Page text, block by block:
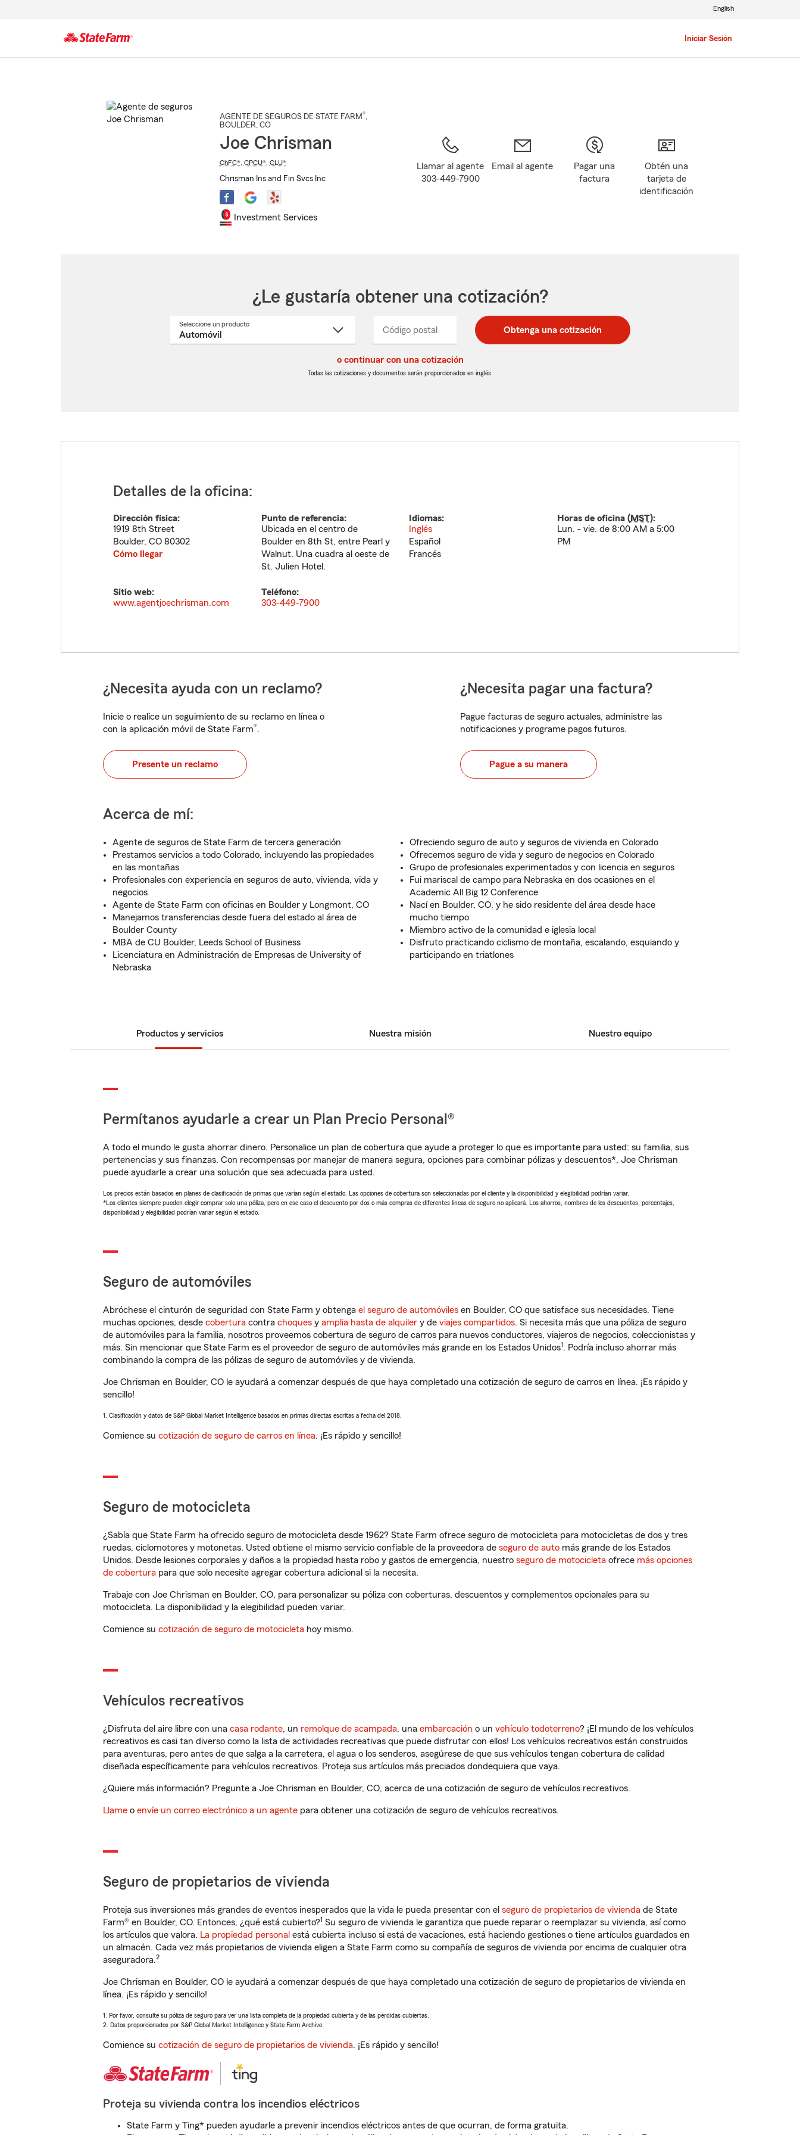
Iniciar Sesión
English
AGENTE DE SEGUROS DE STATE FARM®,
BOULDER, CO
Joe Chrisman
ChFC®, CPCU®, CLU®
Chrisman Ins and Fin Svcs Inc
Investment Services
Llamar al agente
303-449-7900
Email al agente
Pagar una
factura
Obtén una
tarjeta de
identificación
¿Le gustaría obtener una cotización?
Seleccione un productoSeleccione
Código postal
postal
de
postal
de
_____ Obtenga una cotización
o continuar con una cotización
Todas las cotizaciones y documentos serán proporcionados en inglés.
Detalles de la oficina:
Dirección física:
1919 8th Street
Boulder, CO 80302
Cómo llegar
Punto de referencia:
Ubicada en el centro de
Boulder en 8th St, entre Pearl y
Walnut. Una cuadra al oeste de
St. Julien Hotel.
Idiomas:
Inglés
Español
Francés
Horas de oficina (MST):
Lun. - vie. de 8:00 AM a 5:00
PM
Sitio web:
www.agentjoechrisman.com
Teléfono:
303-449-7900
¿Necesita ayuda con un reclamo?
Inicie o realice un seguimiento de su reclamo en línea o
con la aplicación móvil de State Farm®.
Presente un reclamo
¿Necesita pagar una factura?
Pague facturas de seguro actuales, administre las
notificaciones y programe pagos futuros.
Pague a su manera
Acerca de mí:
Agente de seguros de State Farm de tercera generación
Prestamos servicios a todo Colorado, incluyendo las propiedades
en las montañas
Profesionales con experiencia en seguros de auto, vivienda, vida y
negocios
Agente de State Farm con oficinas en Boulder y Longmont, CO
Manejamos transferencias desde fuera del estado al área de
Boulder County
MBA de CU Boulder, Leeds School of Business
Licenciatura en Administración de Empresas de University of
Nebraska
Ofreciendo seguro de auto y seguros de vivienda en Colorado
Ofrecemos seguro de vida y seguro de negocios en Colorado
Grupo de profesionales experimentados y con licencia en seguros
Fui mariscal de campo para Nebraska en dos ocasiones en el
Academic All Big 12 Conference
Nací en Boulder, CO, y he sido residente del área desde hace
mucho tiempo
Miembro activo de la comunidad e iglesia local
Disfruto practicando ciclismo de montaña, escalando, esquiando y
participando en triatlones
Productos y servicios Nuestra misión Nuestro equipo
Permítanos ayudarle a crear un Plan Precio Personal®
A todo el mundo le gusta ahorrar dinero. Personalice un plan de cobertura que ayude a proteger lo que es importante para usted: su familia, sus
pertenencias y sus finanzas. Con recompensas por manejar de manera segura, opciones para combinar pólizas y descuentos*, Joe Chrisman
puede ayudarle a crear una solución que sea adecuada para usted.
Los precios están basados en planes de clasificación de primas que varían según el estado. Las opciones de cobertura son seleccionadas por el cliente y la disponibilidad y elegibilidad podrían variar.
*Los clientes siempre pueden elegir comprar solo una póliza, pero en ese caso el descuento por dos o más compras de diferentes líneas de seguro no aplicará. Los ahorros, nombres de los descuentos, porcentajes,
disponibilidad y elegibilidad podrían variar según el estado.
Seguro de automóviles
Abróchese el cinturón de seguridad con State Farm y obtenga el seguro de automóviles en Boulder, CO que satisface sus necesidades. Tiene
muchas opciones, desde cobertura contra choques y amplia hasta de alquiler y de viajes compartidos. Si necesita más que una póliza de seguro
de automóviles para la familia, nosotros proveemos cobertura de seguro de carros para nuevos conductores, viajeros de negocios, coleccionistas y
más. Sin mencionar que State Farm es el proveedor de seguro de automóviles más grande en los Estados Unidos1. Podría incluso ahorrar más
combinando la compra de las pólizas de seguro de automóviles y de vivienda.
Joe Chrisman en Boulder, CO le ayudará a comenzar después de que haya completado una cotización de seguro de carros en línea. ¡Es rápido y
sencillo!
1. Clasificación y datos de S&P Global Market Intelligence basados en primas directas escritas a fecha del 2018.
Comience su cotización de seguro de carros en línea. ¡Es rápido y sencillo!
Seguro de motocicleta
¿Sabía que State Farm ha ofrecido seguro de motocicleta desde 1962? State Farm ofrece seguro de motocicleta para motocicletas de dos y tres
ruedas, ciclomotores y motonetas. Usted obtiene el mismo servicio confiable de la proveedora de seguro de auto más grande de los Estados
Unidos. Desde lesiones corporales y daños a la propiedad hasta robo y gastos de emergencia, nuestro seguro de motocicleta ofrece más opciones
de cobertura para que solo necesite agregar cobertura adicional si la necesita.
Trabaje con Joe Chrisman en Boulder, CO, para personalizar su póliza con coberturas, descuentos y complementos opcionales para su
motocicleta. La disponibilidad y la elegibilidad pueden variar.
Comience su cotización de seguro de motocicleta hoy mismo.
Vehículos recreativos
¿Disfruta del aire libre con una casa rodante, un remolque de acampada, una embarcación o un vehículo todoterreno? ¡El mundo de los vehículos
recreativos es casi tan diverso como la lista de actividades recreativas que puede disfrutar con ellos! Los vehículos recreativos están construidos
para aventuras, pero antes de que salga a la carretera, el agua o los senderos, asegúrese de que sus vehículos tengan cobertura de calidad
diseñada específicamente para vehículos recreativos. Proteja sus artículos más preciados dondequiera que vaya.
¿Quiere más información? Pregunte a Joe Chrisman en Boulder, CO, acerca de una cotización de seguro de vehículos recreativos.
Llame o envíe un correo electrónico a un agente para obtener una cotización de seguro de vehículos recreativos.
Seguro de propietarios de vivienda
Proteja sus inversiones más grandes de eventos inesperados que la vida le pueda presentar con el seguro de propietarios de vivienda de State
Farm® en Boulder, CO. Entonces, ¿qué está cubierto?1 Su seguro de vivienda le garantiza que puede reparar o reemplazar su vivienda, así como
los artículos que valora. La propiedad personal está cubierta incluso si está de vacaciones, está haciendo gestiones o tiene artículos guardados en
un almacén. Cada vez más propietarios de vivienda eligen a State Farm como su compañía de seguros de vivienda por encima de cualquier otra
aseguradora.2
Joe Chrisman en Boulder, CO le ayudará a comenzar después de que haya completado una cotización de seguro de propietarios de vivienda en
línea. ¡Es rápido y sencillo!
1. Por favor, consulte su póliza de seguro para ver una lista completa de la propiedad cubierta y de las pérdidas cubiertas.
2. Datos proporcionados por S&P Global Market Intelligence y State Farm Archive.
Comience su cotización de seguro de propietarios de vivienda. ¡Es rápido y sencillo!
Proteja su vivienda contra los incendios eléctricos
State Farm y Ting* pueden ayudarle a prevenir incendios eléctricos antes de que ocurran, de forma gratuita.